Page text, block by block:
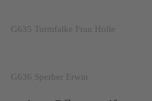
G635 Turmfalke Frau Holle
G636 Sperber Erwin